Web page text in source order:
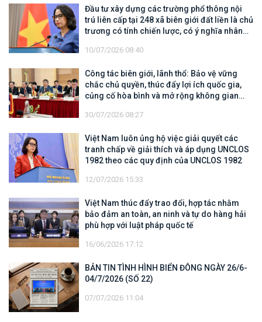
Đầu tư xây dựng các trường phổ thông nội
trú liên cấp tại 248 xã biên giới đất liền là chủ
trương có tính chiến lược, có ý nghĩa nhân
10/07/2026 08:40
Công tác biên giới, lãnh thổ: Bảo vệ vững
chắc chủ quyền, thúc đẩy lợi ích quốc gia,
củng cố hòa bình và mở rộng không gian
30/07/2026 08:27
Việt Nam luôn ủng hộ việc giải quyết các
tranh chấp về giải thích và áp dụng UNCLOS
1982 theo các quy định của UNCLOS 1982
12/07/2026 15:33
Việt Nam thúc đẩy trao đổi, hợp tác nhằm
bảo đảm an toàn, an ninh và tự do hàng hải
phù hợp với luật pháp quốc tế
16/06/2026 17:12
BẢN TIN TÌNH HÌNH BIỂN ĐÔNG NGÀY 26/6-
04/7/2026 (SỐ 22)
07/07/2026 11:04